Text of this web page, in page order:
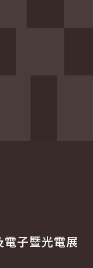
子暨光電展